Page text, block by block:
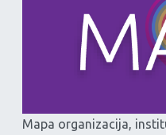
Mapa organizacija,